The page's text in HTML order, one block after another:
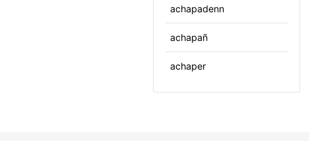
achapadenn
achapañ
achaper